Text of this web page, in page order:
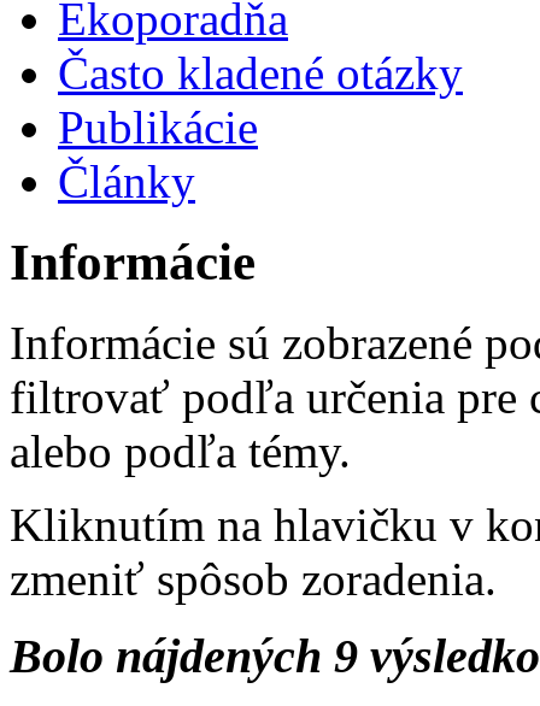
Ekoporadňa
Často kladené otázky
Publikácie
Články
Informácie
Informácie sú zobrazené
filtrovať podľa určenia pre
alebo podľa témy.
Kliknutím na hlavičku v
zmeniť spôsob zoradenia.
Bolo nájdených 9